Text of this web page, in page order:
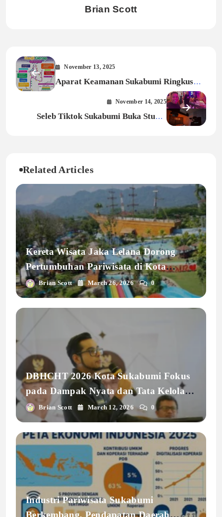
Brian Scott
November 13, 2025
Aparat Keamanan Sukabumi Ringkus
Sindikat Ganjil-genap Di Jalur Wisata
November 14, 2025
Seleb Tiktok Sukabumi Buka Studio
Related Articles
Kereta Wisata Jaka Lelana Dorong
Pertumbuhan Pariwisata di Kota
Sukabumi
Brian Scott March 26, 2026 0
DBHCHT 2026 Kota Sukabumi Fokus
pada Dampak Nyata dan Tata Kelola
Profesional
Brian Scott March 12, 2026 0
Industri Pariwisata Sukabumi
Berkembang, Pendapatan Daerah